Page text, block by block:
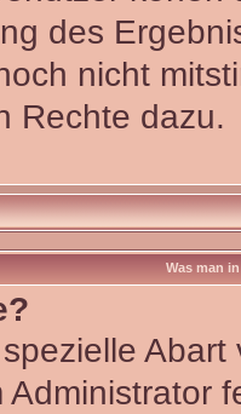
des
nicht
Rechte dazu.
Was man
Administrator